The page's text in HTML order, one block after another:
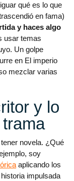
qué es lo que
en fama)
y haces algo
usar temas
Un golpe
en El imperio
mezclar varias
y lo
novela. ¿Qué
soy
aplicando los
impulsada